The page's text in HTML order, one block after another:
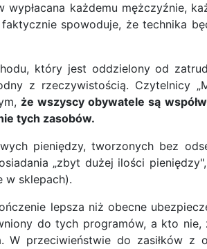
każdemu mężczyźnie,
spowoduje, że technika
który jest oddzielony od
z rzeczywistością. Czytelnicy
że wszyscy obywatele są
tych zasobów.
pieniędzy, tworzonych bez
„zbyt dużej ilości
w sklepach).
lepsza niż obecne
do tych programów, a kto nie,
przeciwieństwie do zasiłków z